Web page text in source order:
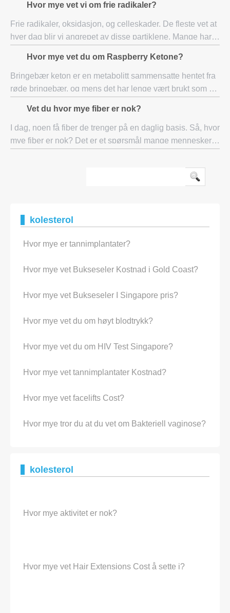
lommeboken må vurderes og analyseres hv
Hvor mye vet vi om frie radikaler?
Frie radikaler, oksidasjon, og celleskader. De fleste vet at
hver dag blir vi angrepet av disse partiklene. Mange har
og blåbær er stor for å el
Hvor mye vet du om Raspberry Ketone?
Bringebær keton er en metabolitt sammensatte hentet fra
røde bringebær, og mens det har lenge vært brukt som et
blitt gjort tilgjengelig som e
Vet du hvor mye fiber er nok?
I dag, noen få fiber de trenger på en daglig basis. Så, hvor
mye fiber er nok? Det er et spørsmål mange mennesker
kolesterol
Hvor mye er tannimplantater?
Hvor mye vet Bukseseler Kostnad i Gold Coast?
Hvor mye vet Bukseseler I Singapore pris?
Hvor mye vet du om høyt blodtrykk?
Hvor mye vet du om HIV Test Singapore?
Hvor mye vet tannimplantater Kostnad?
Hvor mye vet facelifts Cost?
Hvor mye tror du at du vet om Bakteriell vaginose?
kolesterol
Hvor mye aktivitet er nok?
Hvor mye vet Hair Extensions Cost å sette i?